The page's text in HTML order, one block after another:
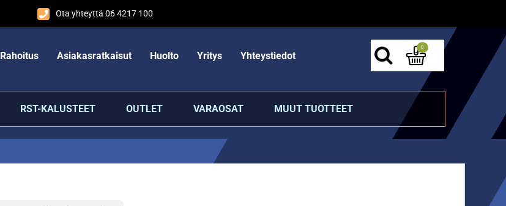
Ota yhteyttä 06 4217 100
Rahoitus Asiakasratkaisut Huolto Yritys Yhteystiedot
0
RST-KALUSTEET OUTLET VARAOSAT MUUT TUOTTEET